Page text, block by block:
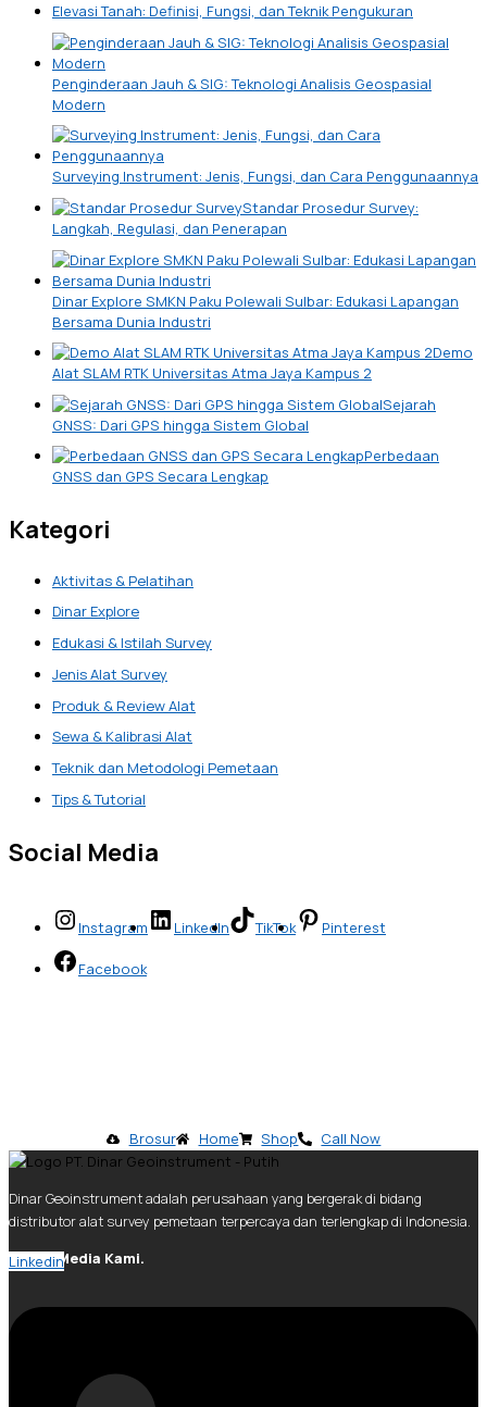
Elevasi Tanah: Definisi, Fungsi, dan Teknik Pengukuran
Penginderaan Jauh & SIG: Teknologi Analisis Geospasial
Modern
Surveying Instrument: Jenis, Fungsi, dan Cara Penggunaannya
Standar Prosedur Survey:
Langkah, Regulasi, dan Penerapan
Dinar Explore SMKN Paku Polewali Sulbar: Edukasi Lapangan
Bersama Dunia Industri
Demo
Alat SLAM RTK Universitas Atma Jaya Kampus 2
Sejarah
GNSS: Dari GPS hingga Sistem Global
Perbedaan
GNSS dan GPS Secara Lengkap
Kategori
Aktivitas & Pelatihan
Dinar Explore
Edukasi & Istilah Survey
Jenis Alat Survey
Produk & Review Alat
Sewa & Kalibrasi Alat
Teknik dan Metodologi Pemetaan
Tips & Tutorial
Social Media
Instagram LinkedIn TikTok Pinterest
Facebook
Brosur Home Shop Call Now
Dinar Geoinstrument adalah perusahaan yang bergerak di bidang
distributor alat survey pemetaan terpercaya dan terlengkap di Indonesia.
Social Media Kami.
Linkedin